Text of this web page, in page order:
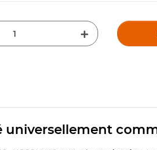
universellement